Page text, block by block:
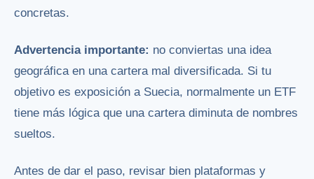
concretas.
Advertencia importante: no conviertas una idea
geográfica en una cartera mal diversificada. Si tu
objetivo es exposición a Suecia, normalmente un ETF
tiene más lógica que una cartera diminuta de nombres
sueltos.
Antes de dar el paso, revisar bien plataformas y